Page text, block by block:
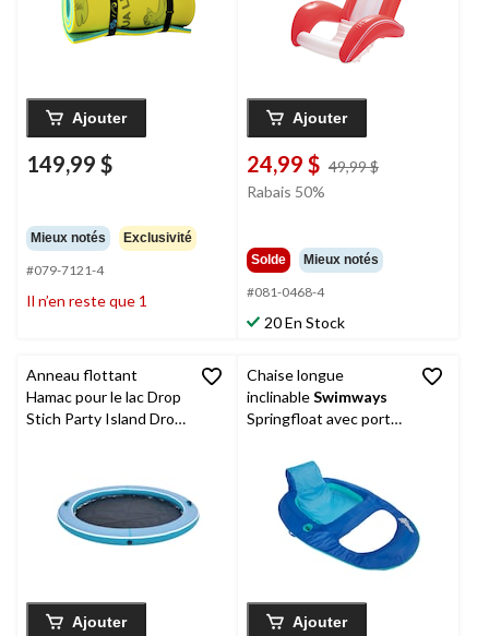
Ajouter
149,99 $
Mieux notés Exclusivité
#079-7121-4
Il n’en reste que 1
Ajouter
24,99 $ 49,99 $
Rabais 50%
Solde Mieux notés
#081-0468-4
20 En Stock
Anneau flottant
Hamac pour le lac Drop
Stich Party Island Drop
Ajouter
Chaise longue
inclinableSwimways
Springfloat avec porte-
et plus
Ajouter